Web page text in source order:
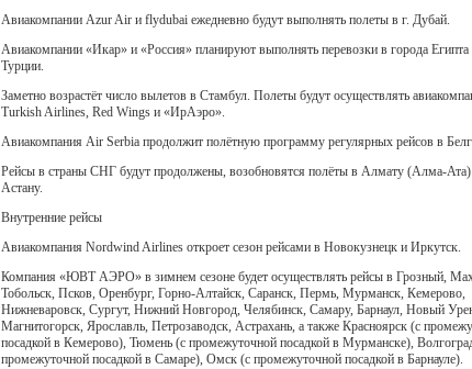
Авиакомпании Azur Air и flydubai ежедневно будут выполнять полеты в г. Дубай.
Авиакомпании «Икар» и «Россия» планируют выполнять перевозки в города Египта
Турции.
Заметно возрастёт число вылетов в Стамбул. Полеты будут осуществлять
Turkish Airlines, Red Wings и «ИрАэро».
Авиакомпания Air Serbia продолжит полётную программу регулярных рейсов в
Рейсы в страны СНГ будут продолжены, возобновятся полёты в Алмату (Алма-
Астану.
Внутренние рейсы
Авиакомпания Nordwind Airlines откроет сезон рейсами в Новокузнецк и Иркутск.
Компания «ЮВТ АЭРО» в зимнем сезоне будет осуществлять рейсы в Грозный,
Тобольск, Псков, Оренбург, Горно-Алтайск, Саранск, Пермь, Мурманск, Кемерово,
Нижневаровск, Сургут, Нижний Новгород, Челябинск, Самару, Барнаул, Новый
Магнитогорск, Ярославль, Петрозаводск, Астрахань, а также Красноярск (с
посадкой в Кемерово), Тюмень (с промежуточной посадкой в Мурманске),
промежуточной посадкой в Самаре), Омск (с промежуточной посадкой в Барнауле).